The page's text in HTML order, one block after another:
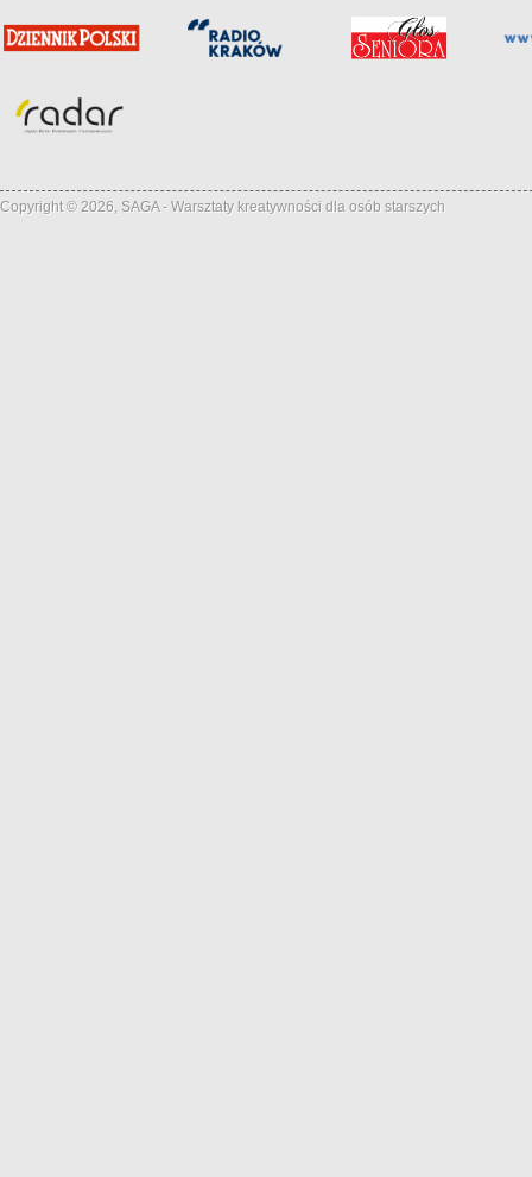
Copyright © 2026, SAGA - Warsztaty kreatywności dla osób starszych